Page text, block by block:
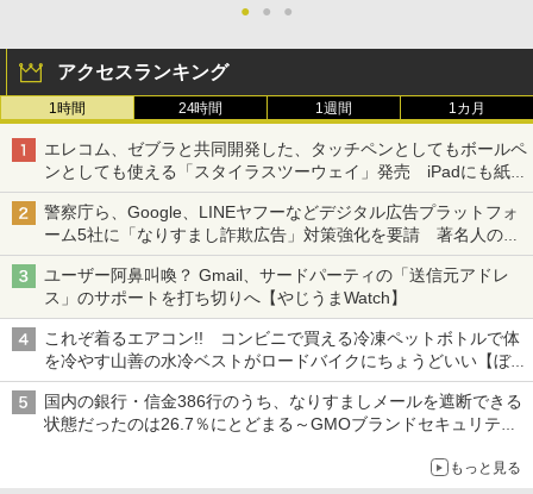
● ● ●
アクセスランキング
1時間 24時間 1週間 1カ月
エレコム、ゼブラと共同開発した、タッチペンとしてもボールペ
ンとしても使える「スタイラスツーウェイ」発売 iPadにも紙に
も、持ち替えずに書き込める
警察庁ら、Google、LINEヤフーなどデジタル広告プラットフォ
ーム5社に「なりすまし詐欺広告」対策強化を要請 著名人の写
真や映像を使った投資詐欺などへの対策として
ユーザー阿鼻叫喚？ Gmail、サードパーティの「送信元アドレ
ス」のサポートを打ち切りへ【やじうまWatch】
これぞ着るエアコン!! コンビニで買える冷凍ペットボトルで体
を冷やす山善の水冷ベストがロードバイクにちょうどいい【ぼっ
ち・ざ・ろーど！その14】【空いた時間でなにしてる？】
国内の銀行・信金386行のうち、なりすましメールを遮断できる
状態だったのは26.7％にとどまる～GMOブランドセキュリティ
もっと見る